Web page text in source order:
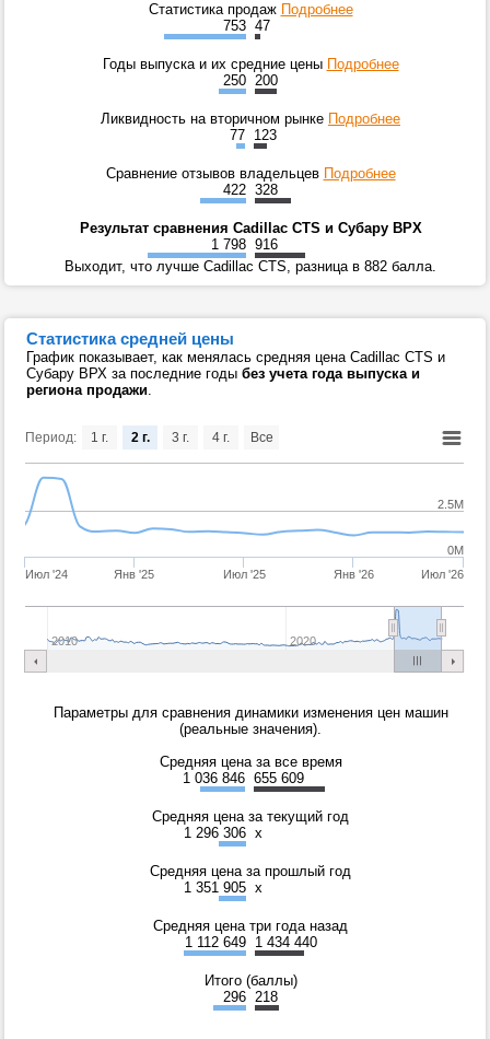
Статистика продаж Подробнее
753 47
Годы выпуска и их средние цены Подробнее
250 200
Ликвидность на вторичном рынке Подробнее
77 123
Сравнение отзывов владельцев Подробнее
422 328
Результат сравнения Cadillac CTS и Субару ВРХ
1 798 916
Выходит, что лучше Cadillac CTS, разница в 882 балла.
Статистика средней цены
График показывает, как менялась средняя цена Cadillac CTS и
Субару ВРХ за последние годы без учета года выпуска и
региона продажи.
Период:
Июл '24 Янв '25 Июл '25 Янв '26 Июл '26
2010 2020
0M
2.5M
1 г. 2 г. 3 г. 4 г. Все
Параметры для сравнения динамики изменения цен машин
(реальные значения).
Средняя цена за все время
1 036 846 655 609
Средняя цена за текущий год
1 296 306 x
Средняя цена за прошлый год
1 351 905 x
Средняя цена три года назад
1 112 649 1 434 440
Итого (баллы)
296 218